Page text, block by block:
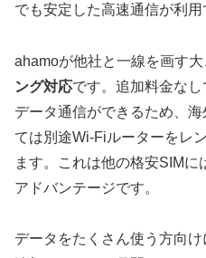
でも安定した高速通信が利用
ahamoが他社と一線を画す
ング対応です。追加料金な
データ通信ができるため、
ては別途Wi-Fiルーターをレ
ます。これは他の格安SIM
アドバンテージです。
データをたくさん使う方向